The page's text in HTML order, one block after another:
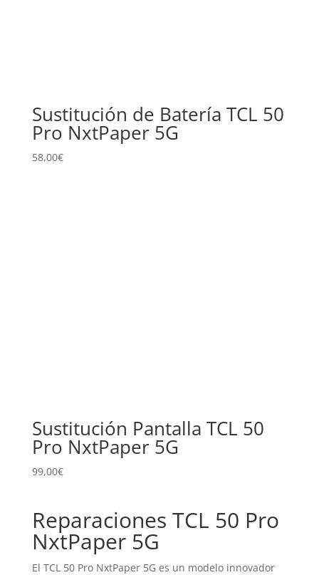
Sustitución de Batería TCL 50
Pro NxtPaper 5G
58,00€
Sustitución Pantalla TCL 50
Pro NxtPaper 5G
99,00€
Reparaciones TCL 50 Pro
NxtPaper 5G
El TCL 50 Pro NxtPaper 5G es un modelo innovador